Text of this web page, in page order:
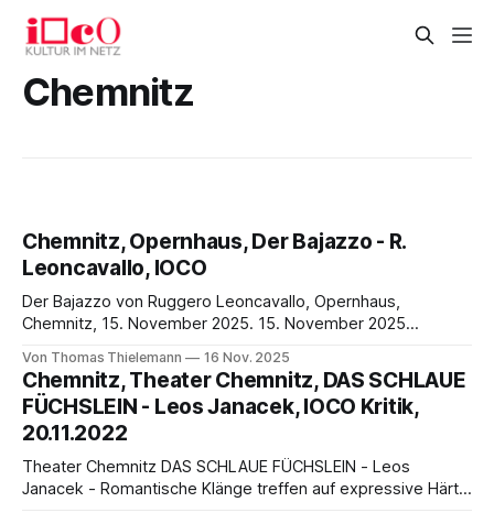
Chemnitz
Chemnitz, Opernhaus, Der Bajazzo - R.
Leoncavallo, IOCO
Der Bajazzo von Ruggero Leoncavallo, Opernhaus,
Chemnitz, 15. November 2025. 15. November 2025
Opernensemble Chemnitz kreiert eine hoffnungsvolle
Repertoirebereicherung für ein junges Publikum Wir wissen
nicht, ob dem dreiunddreißig-jährigen Ruggero Leoncavallo
(1857-1919) bewusst gewesen war, dass er mit seiner
Oper Pacliacci eine der
Von Thomas Thielemann 16 Nov. 2025
Chemnitz, Theater Chemnitz, DAS SCHLAUE
FÜCHSLEIN - Leos Janacek, IOCO Kritik,
20.11.2022
Theater Chemnitz DAS SCHLAUE FÜCHSLEIN - Leos
Janacek - Romantische Klänge treffen auf expressive Härte